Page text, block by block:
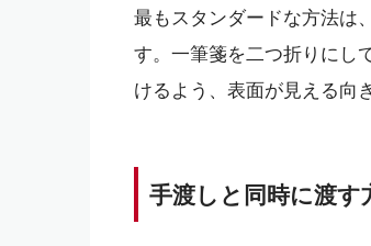
最もスタンダードな方法は、
す。一筆箋を二つ折りにし
けるよう、表面が見える向
手渡しと同時に渡す